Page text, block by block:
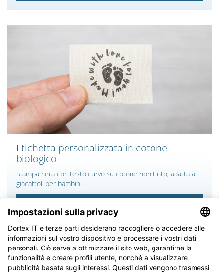
Etichetta personalizzata in cotone
biologico
Stampa nera con testo curvo su cotone non tinto, adatta ai
giocattoli per bambini.